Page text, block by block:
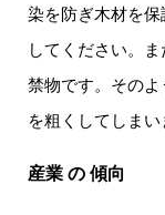
染を防ぎ木材を
してください。
禁物です。その
を粗くしてしまい
産業 の 傾向